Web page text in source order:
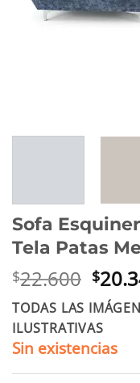
Sofa
Tela Patas
$22.600 El
era:
$
TODAS LAS
ILUSTRATIVAS
Sin existencias